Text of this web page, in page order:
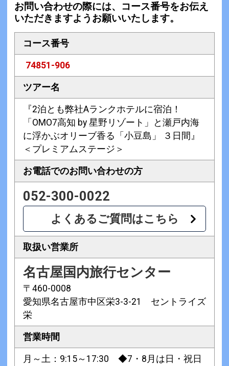
お問い合わせの際には、コース番号をお伝え
いただきますようお願いいたします。
コース番号
74851-906
ツアー名
『2泊とも弊社Aランクホテルに宿泊！
「OMO7高知 by 星野リゾート」と瀬戸内海
に浮かぶオリーブ香る「小豆島」 ３日間』
＜プレミアムステージ＞
お電話でのお問い合わせの方
052-300-0022
よくあるご質問はこちら
取扱い営業所
名古屋国内旅行センター
〒460-0008
愛知県名古屋市中区栄3-3-21 セントライズ
栄
営業時間
月～土：9:15～17:30 ◆7・8月は日・祝日